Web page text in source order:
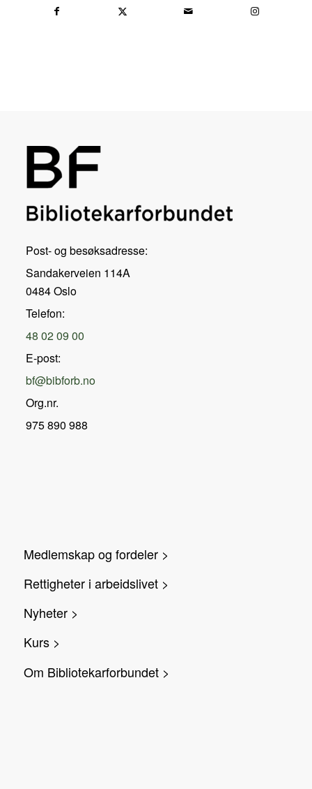
Post- og besøksadresse:
Sandakerveien 114A
0484 Oslo
Telefon:
48 02 09 00
E-post:
bf@bibforb.no
Org.nr.
975 890 988
Medlemskap og fordeler >
Rettigheter i arbeidslivet >
Nyheter >
Kurs >
Om Bibliotekarforbundet >